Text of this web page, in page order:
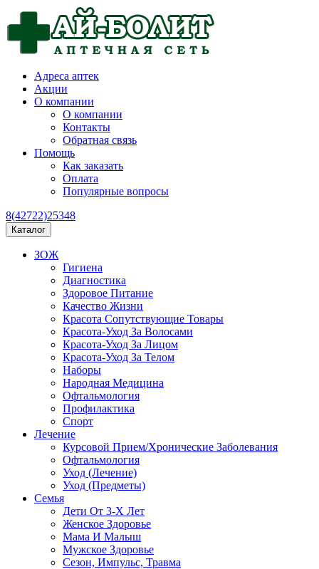
Адреса аптек
Акции
О компании
О компании
Контакты
Обратная связь
Помощь
Как заказать
Оплата
Популярные вопросы
8(42722)25348
Каталог
ЗОЖ
Гигиена
Диагностика
Здоровое Питание
Качество Жизни
Красота Сопутствующие Товары
Красота-Уход За Волосами
Красота-Уход За Лицом
Красота-Уход За Телом
Наборы
Народная Медицина
Офтальмология
Профилактика
Спорт
Лечение
Курсовой Прием/Хронические Заболевания
Офтальмология
Уход (Лечение)
Уход (Предметы)
Семья
Дети От 3-Х Лет
Женское Здоровье
Мама И Малыш
Мужское Здоровье
Сезон, Импульс, Травма